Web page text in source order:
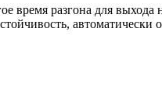
время разгона для
автоматически